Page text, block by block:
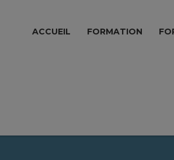
ACCUEIL FORMATION